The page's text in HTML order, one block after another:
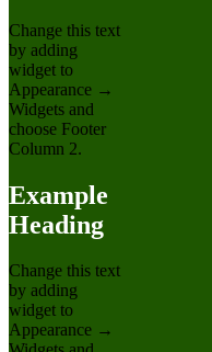
Change this text
by adding
widget to
Appearance →
Widgets and
choose Footer
Column 2.
Example
Heading
Change this text
by adding
widget to
Appearance →